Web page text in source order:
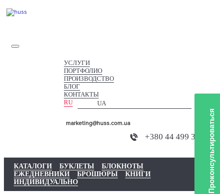
УСЛУГИ
ПОРТФОЛИО
ПРОИЗВОДСТВО
БЛОГ
КОНТАКТЫ
RU
UA
+380 44 499 3733
marketing@huss.com.ua
КАТАЛОГИ БУКЛЕТЫ
БЛОКНОТЫ
ЕЖЕДНЕВНИКИ
БРОШЮРЫ
КНИГИ
ИНДИВИДУАЛЬНО
Проконсультироваться